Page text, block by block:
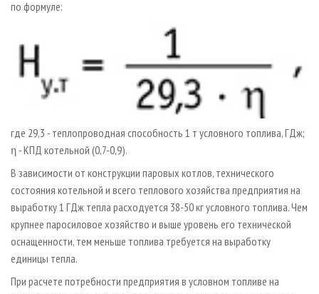
по формуле:
где 29,3 - теплопроводная способность 1 т условного топлива, ГДж;
η - КПД котельной (0,7-0,9).
В зависимости от конструкции паровых котлов, технического
состояния котельной и всего теплового хозяйства предприятия на
выработку 1 ГДж тепла расходуется 38-50 кг условного топлива. Чем
крупнее паросиловое хозяйство и выше уровень его технической
оснащенности, тем меньше топлива требуется на выработку
единицы тепла.
При расчете потребности предприятия в условном топливе на